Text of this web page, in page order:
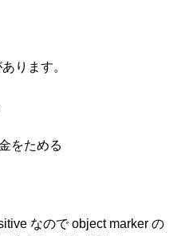
ります。
をためる
なので object marker の